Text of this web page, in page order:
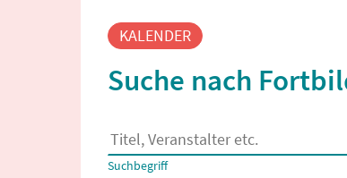
KALENDER
Suche nach
Es erscheinen Suchvorschläge, wenn
Suchbegriff